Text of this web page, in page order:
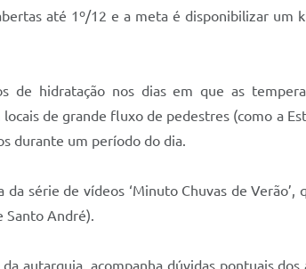
até 1º/12 e a meta é disponibilizar um
hidratação nos dias em que as
de grande fluxo de pedestres (como a
durante um período do dia.
série de vídeos ‘Minuto Chuvas de Verão’,
Santo André).
autarquia, acompanha dúvidas pontuais